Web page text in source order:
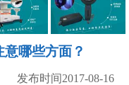
哪些方面？
发布时间2017-08-16